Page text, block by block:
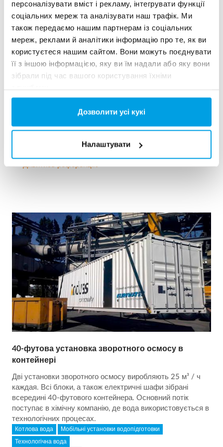
персоналізувати вміст і рекламу, інтегрувати функції
соціальних мереж та аналізувати наш трафік. Ми
також передаємо нашим партнерам із соціальних
мереж, реклами й аналітики інформацію про те, як ви
користуєтеся нашим сайтом. Вони можуть поєднувати
її з іншою інформацією, яку ви їм надали або яку вони
зібрали під час вашого користування їхніми
Дозволити усі кукі
Налаштувати
2x60 м³/год надчистої води для електростанції -
WTP в контейнерах 6 x 40 фу...
не було. Кращим рішенням була мобільна водопідготовка
Теплові та енергетичні утановки
40-футова установка зворотного осмосу в
контейнері
Дві установки зворотного осмосу виробляють 25 м³ / ч
каждая. Всі блоки, а також електричні шафи зібрані
всередині 40-футового контейнера. Основний потік
поступає в хімічну компанію, де вода використовується в
технологічних процесах.
Котлова вода Мобільні установки водопідготовки
Технологічна вода